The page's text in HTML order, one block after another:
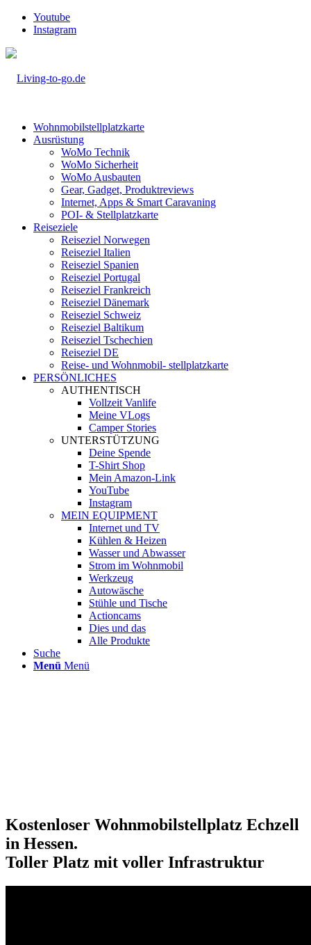
Youtube
Instagram
Wohnmobilstellplatzkarte
Ausrüstung
WoMo Technik
WoMo Sicherheit
WoMo Ausbauten
Gear, Gadget, Produktreviews
Internet, Apps & Smart Caravaning
POI- & Stellplatzkarte
Reiseziele
Reiseziel Norwegen
Reiseziel Italien
Reiseziel Spanien
Reiseziel Portugal
Reiseziel Frankreich
Reiseziel Dänemark
Reiseziel Schweiz
Reiseziel Baltikum
Reiseziel Tschechien
Reiseziel DE
Reise- und Wohnmobil- stellplatzkarte
PERSÖNLICHES
AUTHENTISCH
Vollzeit Vanlife
Meine VLogs
Camper Stories
UNTERSTÜTZUNG
Deine Spende
T-Shirt Shop
Mein Amazon-Link
YouTube
Instagram
MEIN EQUIPMENT
Internet und TV
Kühlen & Heizen
Wasser und Abwasser
Strom im Wohnmobil
Werkzeug
Autowäsche
Stühle und Tische
Actioncams
Dies und das
Alle Produkte
Suche
Menü Menü
Kostenloser Wohnmobilstellplatz Echzell
in Hessen.
Toller Platz mit voller Infrastruktur